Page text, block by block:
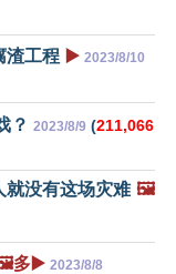
渣工程 ▶️ 2023/8/10
？ 2023/8/9 (211,066
就没有这场灾难 🖼️
多▶️ 2023/8/8